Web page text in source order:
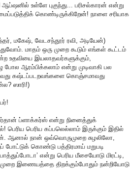
உள்ளே புகுந்து... பரிசல்காரன் என்று
கொண்டிருக்கிறேன்! நாளை சரியாக
மகேஷ், வேடசந்தூர் ரவி, அடியேன்)
மாதம் ஒரு முறை கூடும் எங்கள் கூட்டம்
உதவியை இயலாதவர்களுக்கும்,
போல ஆரம்பிக்கலாம் என்று முடிவாகி பல
கஷ்டப்படறவங்களை கொஞ்சமாவது
ஸாரி!)
ப்ளாக்கர்ஸ் என்று நினைத்துக்
பெரிய பெரிய கப்பலெல்லாம் இருக்கும் இதில்
ஆனால் நான் ஒவ்வொருமுறை சுழலிலோ,
போட்டுக் கொண்டு பத்திரமாய் மறுபடி
என்று பெரிய மீசையோடு மிரட்டி,
இணையத்தை திறக்கும்போதும் நன்றியோடு